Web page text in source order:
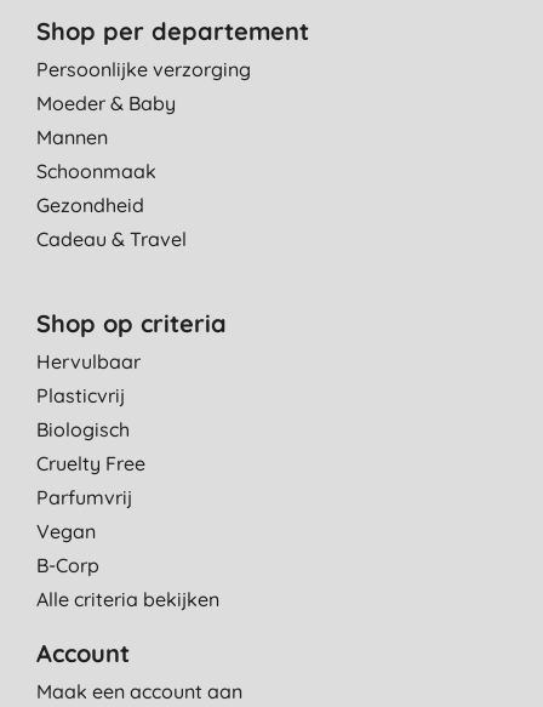
Shop per departement
Persoonlijke verzorging
Moeder & Baby
Mannen
Schoonmaak
Gezondheid
Cadeau & Travel
Shop op criteria
Hervulbaar
Plasticvrij
Biologisch
Cruelty Free
Parfumvrij
Vegan
B-Corp
Alle criteria bekijken
Account
Maak een account aan